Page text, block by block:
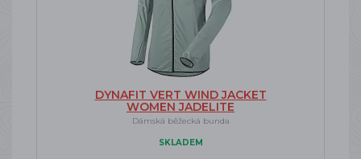
DYNAFIT VERT WIND JACKET
WOMEN JADELITE
Dámská běžecká bunda
SKLADEM